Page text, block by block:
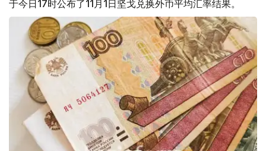
于今日17时公布了11月1日坚戈兑换外币平均汇率结果。